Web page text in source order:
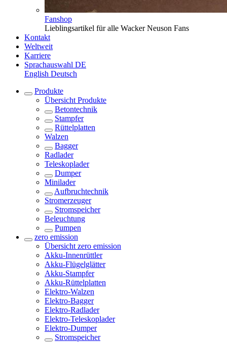
Fanshop
Lieblingsartikel für alle Wacker Neuson Fans
Kontakt
Weltweit
Karriere
Sprachauswahl DE
English Deutsch
Produkte
Übersicht Produkte
Betontechnik
Stampfer
Rüttelplatten
Walzen
Bagger
Radlader
Teleskoplader
Dumper
Minilader
Aufbruchtechnik
Stromerzeuger
Stromspeicher
Beleuchtung
Pumpen
zero emission
Übersicht zero emission
Akku-Innenrüttler
Akku-Flügelglätter
Akku-Stampfer
Akku-Rüttelplatten
Elektro-Walzen
Elektro-Bagger
Elektro-Radlader
Elektro-Teleskoplader
Elektro-Dumper
Stromspeicher